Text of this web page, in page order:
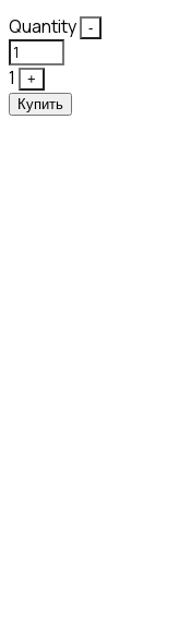
Quantity
-
1
+
Купить